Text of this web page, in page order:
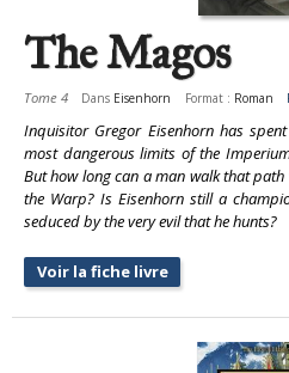
The Magos
Tome 4 Dans Eisenhorn Format : Roman
Inquisitor Gregor Eisenhorn has
most dangerous limits of the
But how long can a man walk that
the Warp? Is Eisenhorn still a
seduced by the very evil that he hunts?
Voir la fiche livre